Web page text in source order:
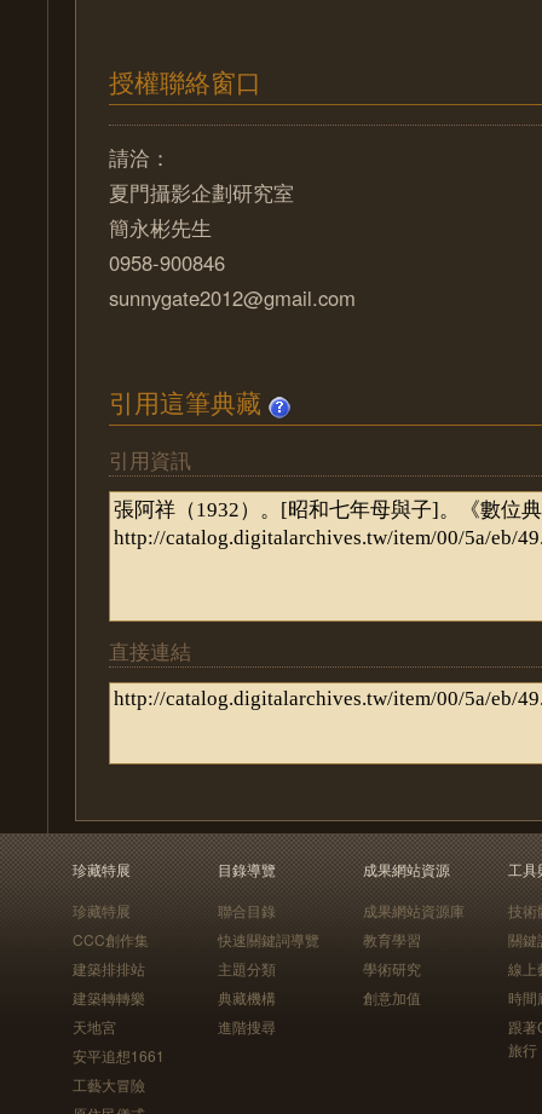
授權聯絡窗口
請洽：
夏門攝影企劃研究室
簡永彬先生
0958-900846
sunnygate2012@gmail.com
引用這筆典藏
引用資訊
直接連結
珍藏特展
珍藏特展
CCC創作集
建築排排站
建築轉轉樂
天地宮
安平追想1661
工藝大冒險
目錄導覽
聯合目錄
快速關鍵詞導覽
主題分類
典藏機構
進階搜尋
成果網站資源
成果網站資源庫
教育學習
學術研究
創意加值
工具
技術
關鍵
線上
時間
跟
旅行